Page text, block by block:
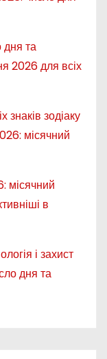
дня та
2026 для всіх
зодіаку
місячний
місячний
в
і захист
дня та